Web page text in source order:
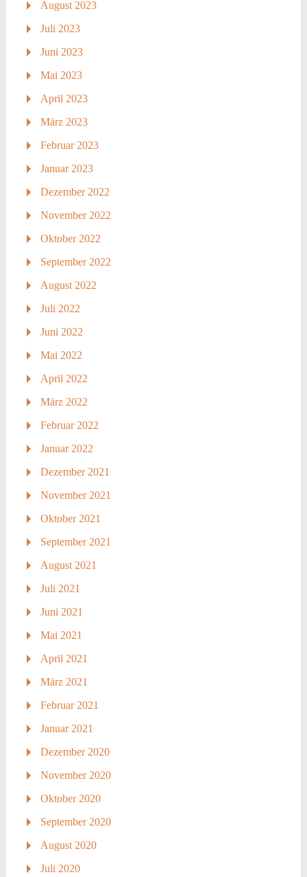
August 2023
Juli 2023
Juni 2023
Mai 2023
April 2023
März 2023
Februar 2023
Januar 2023
Dezember 2022
November 2022
Oktober 2022
September 2022
August 2022
Juli 2022
Juni 2022
Mai 2022
April 2022
März 2022
Februar 2022
Januar 2022
Dezember 2021
November 2021
Oktober 2021
September 2021
August 2021
Juli 2021
Juni 2021
Mai 2021
April 2021
März 2021
Februar 2021
Januar 2021
Dezember 2020
November 2020
Oktober 2020
September 2020
August 2020
Juli 2020